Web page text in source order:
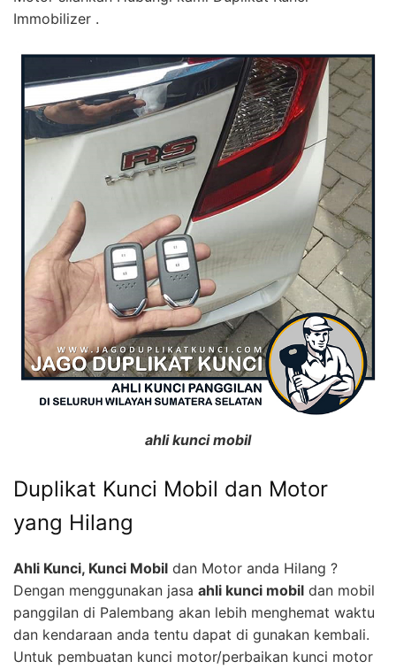
Immobilizer .
ahli kunci mobil
Duplikat Kunci Mobil dan Motor
yang Hilang
Ahli Kunci, Kunci Mobil dan Motor anda Hilang ?
Dengan menggunakan jasa ahli kunci mobil dan mobil
panggilan di Palembang akan lebih menghemat waktu
dan kendaraan anda tentu dapat di gunakan kembali.
Untuk pembuatan kunci motor/perbaikan kunci motor